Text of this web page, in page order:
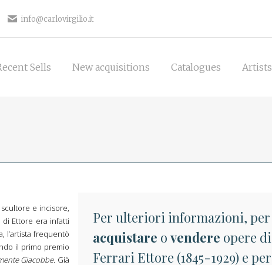
info@carlovirgilio.it
Sells New acquisitions Catalogues Artists
e incisore,
di Ettore era infatti
l’artista frequentò
il primo premio
Giacobbe. Già
Per ulteriori informazioni, per
acquistare o vendere opere di
Ferrari Ettore (1845-1929) e per
Recent Sells